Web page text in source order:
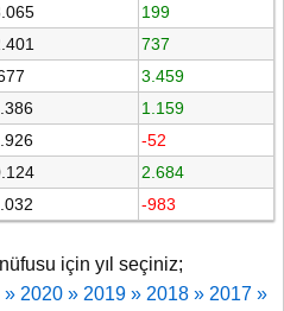
199
737
3.459
1.159
-52
2.684
-983
için yıl seçiniz;
» 2020 » 2019 » 2018 » 2017 »